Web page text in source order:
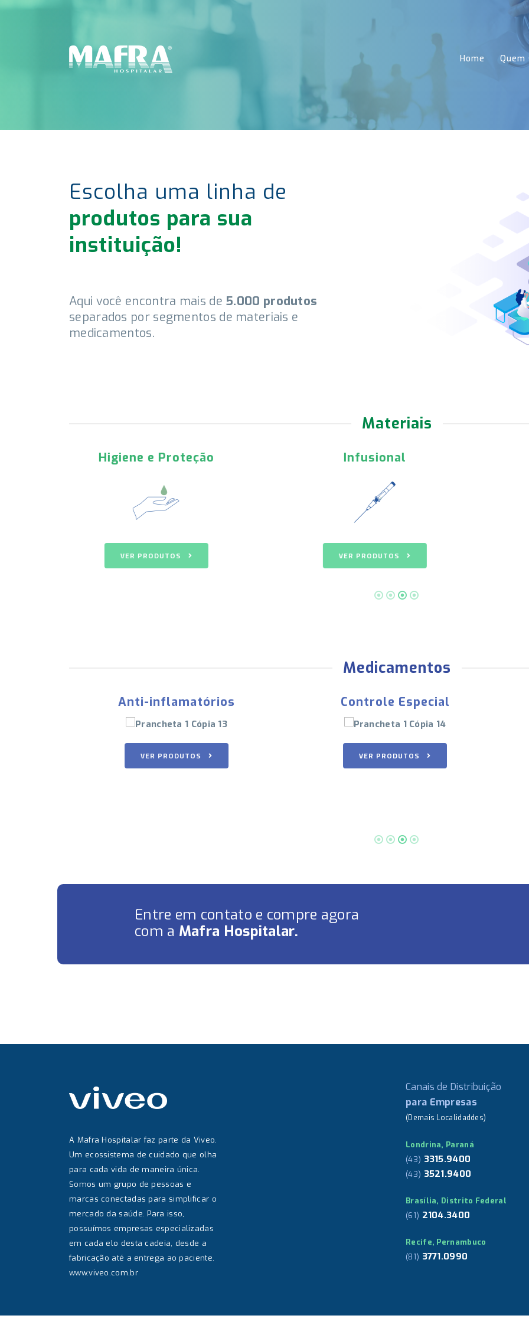
Home Quem
Escolha uma linha de
produtos para sua
instituição!
Aqui você encontra mais de 5.000 produtos
separados por segmentos de materiais e
medicamentos.
Materiais
Nutrição Clínica
VER PRODUTOS
Ortopédica
VER PRODUTOS
Medicamentos
Controle Especial
VER PRODUTOS
Diversos
VER PRODUTOS
Entre em contato e compre agora
com a Mafra Hospitalar.
A Mafra Hospitalar faz parte da Viveo.
Um ecossistema de cuidado que olha
para cada vida de maneira única.
Somos um grupo de pessoas e
marcas conectadas para simplificar o
mercado da saúde. Para isso,
possuímos empresas especializadas
em cada elo desta cadeia, desde a
fabricação até a entrega ao paciente.
www.viveo.com.br
Canais de Distribuição
para Empresas
(Demais Localidaddes)
Londrina, Paraná
(43) 3315.9400
(43) 3521.9400
Brasília, Distrito Federal
(61) 2104.3400
Recife, Pernambuco
(81) 3771.0990